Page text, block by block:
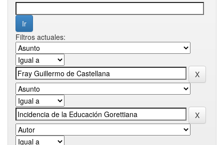
Filtros actuales: